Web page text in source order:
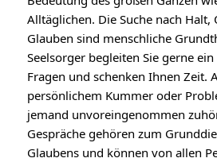
Alltäglichen. Die Suche nach
Glauben sind menschliche
Seelsorger begleiten Sie gerne
Fragen und schenken Ihnen Zeit.
persönlichem Kummer oder
jemand unvoreingenommen
Gespräche gehören zum
Glaubens und können von allen